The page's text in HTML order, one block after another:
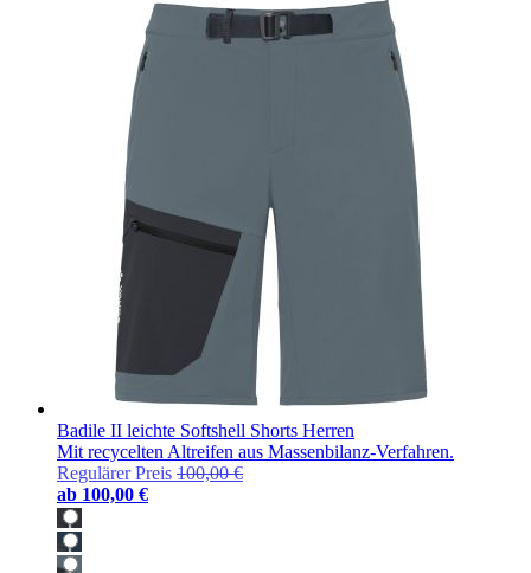
Badile II leichte Softshell Shorts Herren
Mit recycelten Altreifen aus Massenbilanz-Verfahren.
Regulärer Preis 100,00 €
ab 100,00 €